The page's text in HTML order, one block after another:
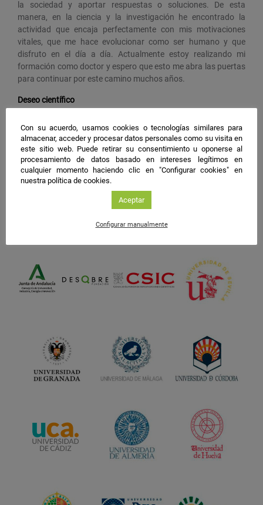
la sociedad y aportar respuestas o soluciones. De esta
manera, en la ciencia y la investigación he encontrado la
actividad que encaja perfectamente con mis motivaciones
vitales, que me hace evolucionar como ser humano y que
disfruto en el día a día. Actualmente estoy realizando mi
formación como doctor y espero que esto me abra las puertas
para continuar por este camino muchos años.
Deseo científico
desde la investigación, algunos de los grandes retos del futuro
(calidad y producción de alimentos).
Con su acuerdo, usamos cookies o tecnologías similares para
almacenar, acceder y procesar datos personales como su visita en
este sitio web. Puede retirar su consentimiento u oponerse al
procesamiento de datos basado en intereses legítimos en
cualquier momento haciendo clic en "Configurar cookies" en
nuestra política de cookies.
Aceptar
Configurar manualmente